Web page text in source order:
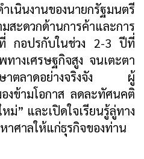
เนินงานของนายกรัฐมนตรี
สะดวกด้านการค้าและการ
ที่ กอปรกับในช่วง 2-3 ปีที่
างเศรษฐกิจสูง จนเตะตา
ษาตลาดอย่างจริงจัง ผู้
งข้ามโอกาส ลดละทัศนคติ
ม่” และเปิดใจเรียนรู้ลู่ทาง
าศาลให้แก่ธุรกิจของท่าน